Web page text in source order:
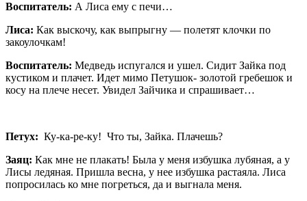
Воспитатель: А Лиса ему с печи…
Лиса: Как выскочу, как выпрыгну — полетят клочки по
закоулочкам!
Воспитатель: Медведь испугался и ушел. Сидит Зайка под
кустиком и плачет. Идет мимо Петушок- золотой гребешок и
косу на плече несет. Увидел Зайчика и спрашивает…
Петух: Ку-ка-ре-ку! Что ты, Зайка. Плачешь?
Заяц: Как мне не плакать! Была у меня избушка лубяная, а у
Лисы ледяная. Пришла весна, у нее избушка растаяла. Лиса
попросилась ко мне погреться, да и выгнала меня.